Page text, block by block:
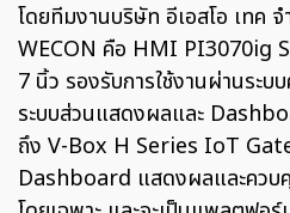
โดยทีมงานบริษัท อีเอสโอ เทค
WECON คือ HMI PI3070ig
7 นิ้ว รองรับการใช้งานผ่านระ
ระบบส่วนแสดงผลและ
ถึง V-Box H Series IoT
Dashboard แสดงผลและควบ